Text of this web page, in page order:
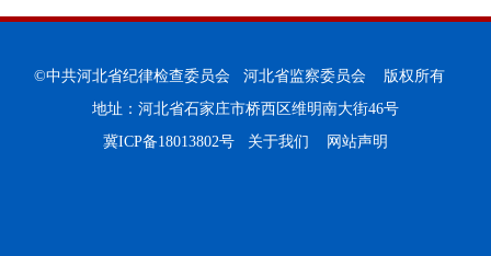
©中共河北省纪律检查委员会 河北省监察委员会 版权所有
地址：河北省石家庄市桥西区维明南大街46号
冀ICP备18013802号
关于我们 网站声明